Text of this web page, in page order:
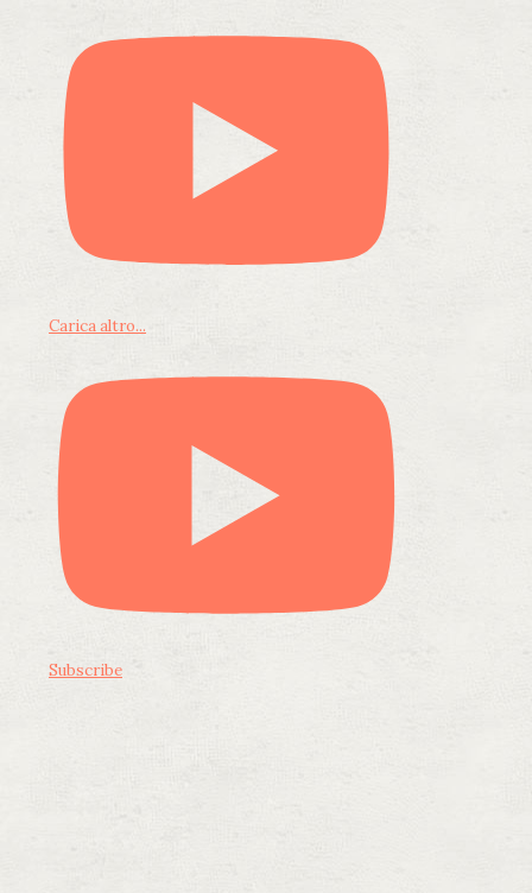
Carica altro...
Subscribe